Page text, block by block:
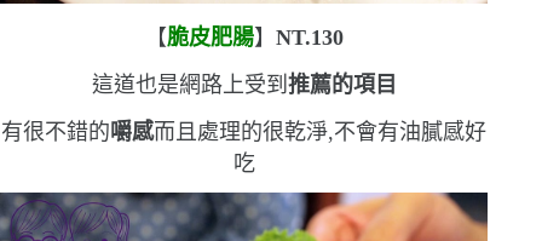
【脆皮肥腸】 NT.130
這道也是網路上受到 推薦的項目
有很不錯的嚼感而且處理的很乾淨,不會有油膩感好
吃